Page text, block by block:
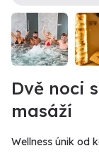
Dvě noci
masáží
Wellness únik od